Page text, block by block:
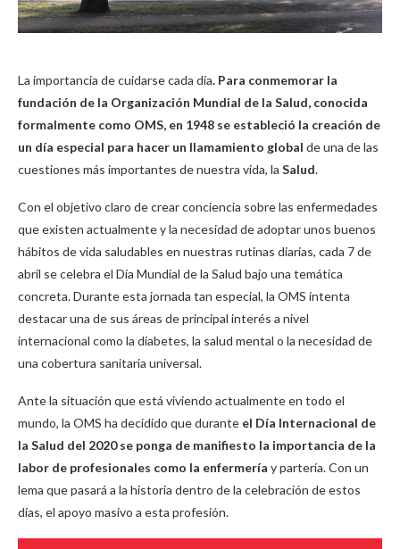
La importancia de cuidarse cada día. Para conmemorar la
fundación de la Organización Mundial de la Salud, conocida
formalmente como OMS, en 1948 se estableció la creación de
un día especial para hacer un llamamiento global de una de las
cuestiones más importantes de nuestra vida, la Salud.
Con el objetivo claro de crear conciencia sobre las enfermedades
que existen actualmente y la necesidad de adoptar unos buenos
hábitos de vida saludables en nuestras rutinas diarias, cada 7 de
abril se celebra el Día Mundial de la Salud bajo una temática
concreta. Durante esta jornada tan especial, la OMS intenta
destacar una de sus áreas de principal interés a nivel
internacional como la diabetes, la salud mental o la necesidad de
una cobertura sanitaria universal.
Ante la situación que está viviendo actualmente en todo el
mundo, la OMS ha decidido que durante el Día Internacional de
la Salud del 2020 se ponga de manifiesto la importancia de la
labor de profesionales como la enfermería y partería. Con un
lema que pasará a la historia dentro de la celebración de estos
días, el apoyo masivo a esta profesión.